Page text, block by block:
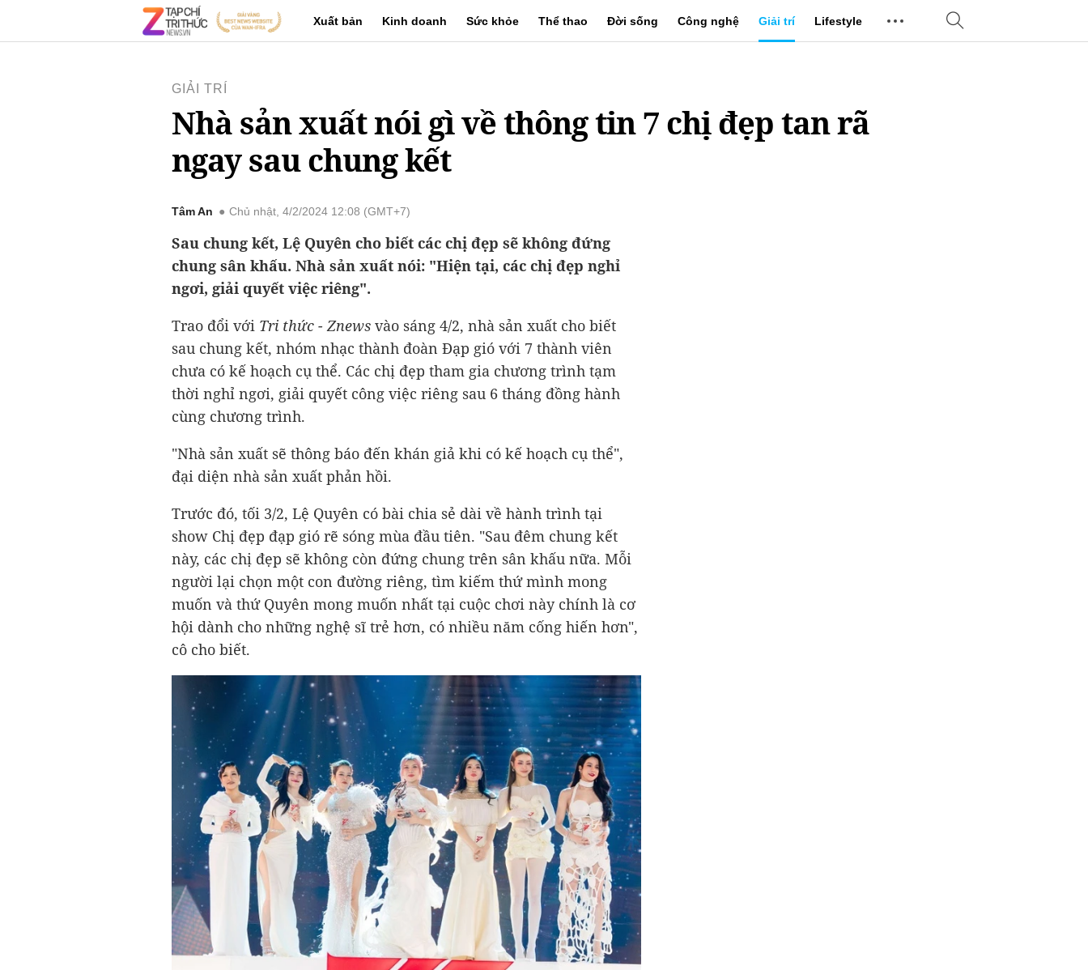
Xuất bản Kinh doanh Sức khỏe Thể thao Đời sống Công nghệ Giải trí Lifestyle
GIẢI TRÍ
Nhà sản xuất nói gì về thông tin 7 chị đẹp tan rã
ngay sau chung kết
Tâm An Chủ nhật, 4/2/2024 12:08 (GMT+7)
Sau chung kết, Lệ Quyên cho biết các chị đẹp sẽ không đứng
chung sân khấu. Nhà sản xuất nói: "Hiện tại, các chị đẹp nghỉ
ngơi, giải quyết việc riêng".
Trao đổi với Tri thức - Znews vào sáng 4/2, nhà sản xuất cho biết
sau chung kết, nhóm nhạc thành đoàn Đạp gió với 7 thành viên
chưa có kế hoạch cụ thể. Các chị đẹp tham gia chương trình tạm
thời nghỉ ngơi, giải quyết công việc riêng sau 6 tháng đồng hành
cùng chương trình.
"Nhà sản xuất sẽ thông báo đến khán giả khi có kế hoạch cụ thể",
đại diện nhà sản xuất phản hồi.
Trước đó, tối 3/2, Lệ Quyên có bài chia sẻ dài về hành trình tại
show Chị đẹp đạp gió rẽ sóng mùa đầu tiên. "Sau đêm chung kết
này, các chị đẹp sẽ không còn đứng chung trên sân khấu nữa. Mỗi
người lại chọn một con đường riêng, tìm kiếm thứ mình mong
muốn và thứ Quyên mong muốn nhất tại cuộc chơi này chính là cơ
hội dành cho những nghệ sĩ trẻ hơn, có nhiều năm cống hiến hơn",
cô cho biết.